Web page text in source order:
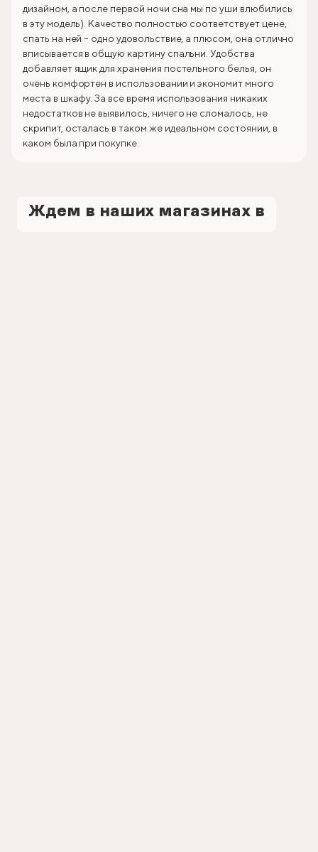
дизайном, а после первой ночи сна мы по уши влюбились
в эту модель). Качество полностью соответствует цене,
спать на ней – одно удовольствие, а плюсом, она отлично
вписывается в общую картину спальни. Удобства
добавляет ящик для хранения постельного белья, он
очень комфортен в использовании и экономит много
места в шкафу. За все время использования никаких
недостатков не выявилось, ничего не сломалось, не
скрипит, осталась в таком же идеальном состоянии, в
каком была при покупке.
Ждем в наших магазинах в